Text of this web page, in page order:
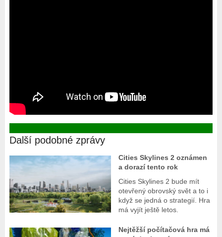
Další podobné zprávy
Cities Skylines 2 oznámen
a dorazí tento rok
Cities Skylines 2 bude mít
otevřený obrovský svět a to i
když se jedná o strategií. Hra
má vyjít ještě letos.
Nejtěžší počítačová hra má